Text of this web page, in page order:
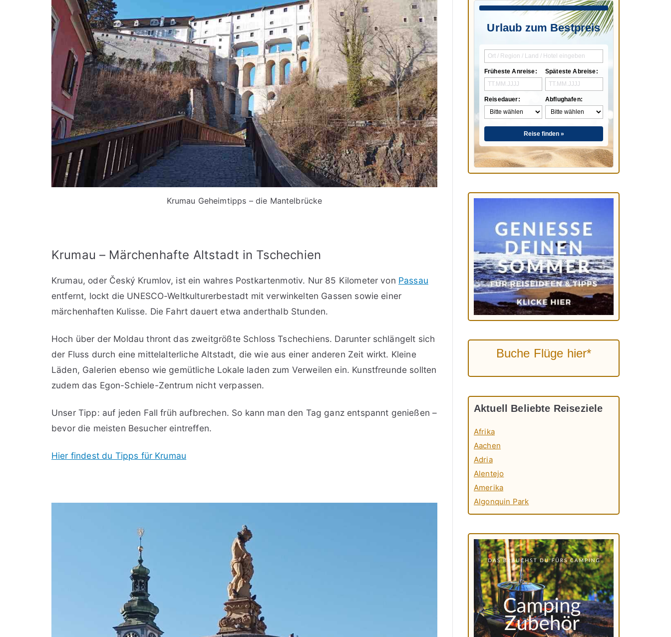
Krumau Geheimtipps – die Mantelbrücke
Krumau – Märchenhafte Altstadt in Tschechien
Krumau, oder Český Krumlov, ist ein wahres Postkartenmotiv. Nur 85 Kilometer von Passau
entfernt, lockt die UNESCO-Weltkulturerbestadt mit verwinkelten Gassen sowie einer
märchenhaften Kulisse. Die Fahrt dauert etwa anderthalb Stunden.
Hoch über der Moldau thront das zweitgrößte Schloss Tschechiens. Darunter schlängelt sich
der Fluss durch eine mittelalterliche Altstadt, die wie aus einer anderen Zeit wirkt. Kleine
Läden, Galerien ebenso wie gemütliche Lokale laden zum Verweilen ein. Kunstfreunde sollten
zudem das Egon-Schiele-Zentrum nicht verpassen.
Unser Tipp: auf jeden Fall früh aufbrechen. So kann man den Tag ganz entspannt genießen –
bevor die meisten Besucher eintreffen.
Hier findest du Tipps für Krumau
Urlaub zum Bestpreis
Früheste Anreise:
Reisedauer:
Späteste Abreise:
Abflughafen:
Reise finden »
Buche Flüge hier*
Aktuell Beliebte Reiseziele
Afrika
Aachen
Adria
Alentejo
Amerika
Algonquin Park